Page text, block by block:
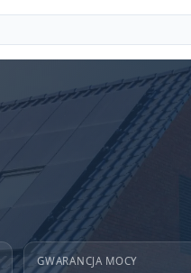
GWARANCJA MOCY